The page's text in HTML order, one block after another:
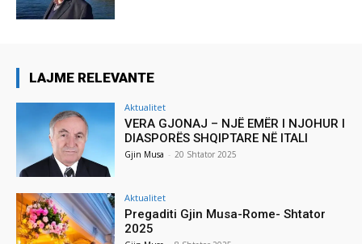
LAJME RELEVANTE
Aktualitet
VERA GJONAJ – NJË EMËR I NJOHUR I
DIASPORËS SHQIPTARE NË ITALI
Gjin Musa - 20 Shtator 2025
Aktualitet
Pregaditi Gjin Musa-Rome- Shtator
2025